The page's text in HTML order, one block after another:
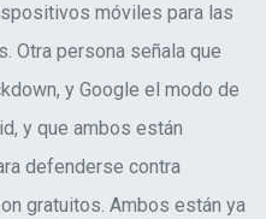
móviles para las
Otra persona señala que
y Google el modo de
y que ambos están
defenderse contra
gratuitos. Ambos están ya